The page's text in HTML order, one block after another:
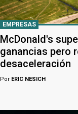
EMPRESAS
McDonald's
ganancias pero
desaceleración
Por ERIC NESICH